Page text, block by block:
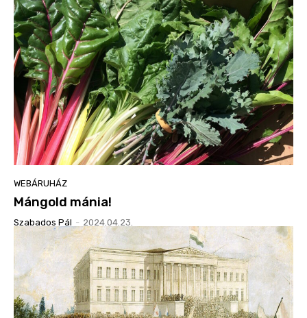
WEBÁRUHÁZ
Mángold mánia!
Szabados Pál - 2024.04.23.